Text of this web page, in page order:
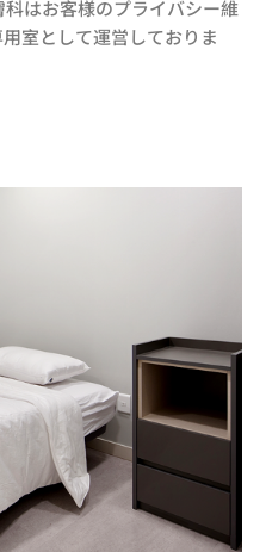
はお客様のプライバシー維
室として運営しておりま